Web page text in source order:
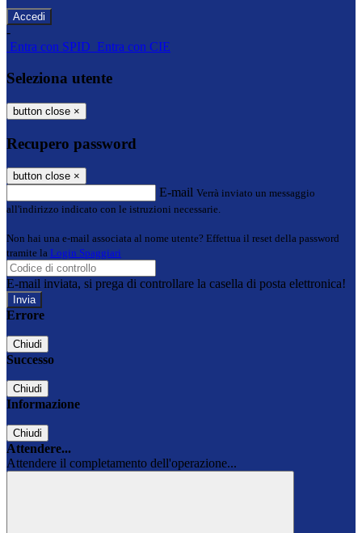
-
Entra con SPID Entra con CIE
Seleziona utente
button close ×
Recupero password
button close ×
E-mail Verrà inviato un messaggio
all'indirizzo indicato con le istruzioni necessarie.
Non hai una e-mail associata al nome utente? Effettua il reset della password
tramite la Login Spaggiari
E-mail inviata, si prega di controllare la casella di posta elettronica!
Errore
Chiudi
Successo
Chiudi
Informazione
Chiudi
Attendere...
Attendere il completamento dell'operazione...